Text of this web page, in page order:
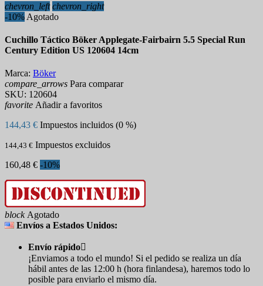
chevron_left chevron_right
-10% Agotado
Cuchillo Táctico Böker Applegate-Fairbairn 5.5 Special Run
Century Edition US 120604 14cm
Marca: Böker
compare_arrows Para comparar
SKU: 120604
favorite Añadir a favoritos
144,43 € Impuestos incluidos (0 %)
144,43 € Impuestos excluidos
160,48 € -10%
blockAgotado
Envíos a Estados Unidos:
Envío rápido
¡Enviamos a todo el mundo! Si el pedido se realiza un día
hábil antes de las 12:00 h (hora finlandesa), haremos todo lo
posible para enviarlo el mismo día.